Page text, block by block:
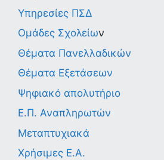
Υπηρεσίες ΠΣΔ
Ομάδες Σχολείων
Θέματα Πανελλαδικών
Θέματα Εξετάσεων
Ψηφιακό απολυτήριο
Ε.Π. Αναπληρωτών
Μεταπτυχιακά
Χρήσιμες Ε.Α.